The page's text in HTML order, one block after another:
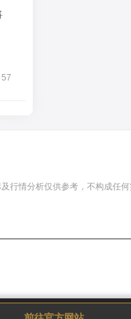
57
行情分析仅供参考，不构成任